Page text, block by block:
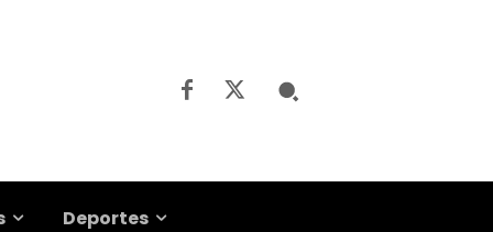
Deportes